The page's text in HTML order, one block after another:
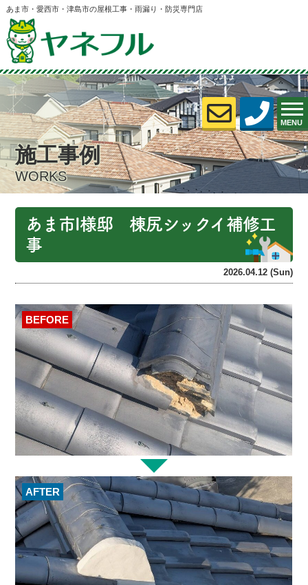
あま市・愛西市・津島市の屋根工事・雨漏り・防災専門店
MENU
施工事例
WORKS
あま市I様邸 棟尻シックイ補修工
事
2026.04.12 (Sun)
BEFORE
AFTER